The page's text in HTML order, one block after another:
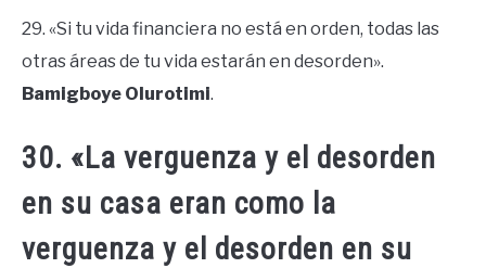
29. «Si tu vida financiera no está en orden, todas las
otras áreas de tu vida estarán en desorden».
Bamigboye Olurotimi.
30. «La verguenza y el desorden
en su casa eran como la
verguenza y el desorden en su